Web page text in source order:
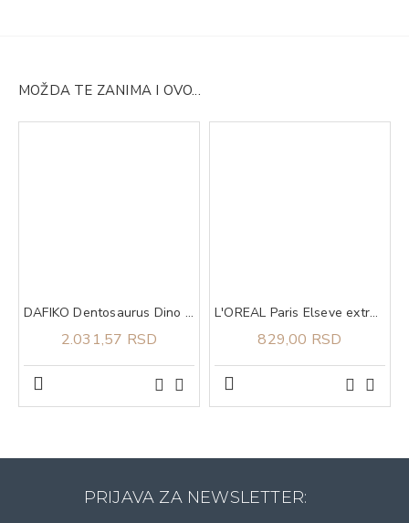
MOŽDA TE ZANIMA I OVO...
DAFIKO Dentosaurus Dino cal 460g
2.031,57 RSD
L'OREAL Paris Elseve extraordinary oil coco maska 300 ml
829,00 RSD
PRIJAVA ZA NEWSLETTER: